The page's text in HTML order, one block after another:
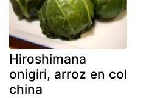
Hiroshimana
onigiri, arroz en col
china